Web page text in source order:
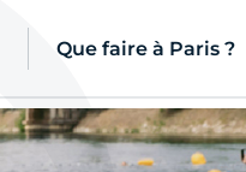
Que faire à Paris ?